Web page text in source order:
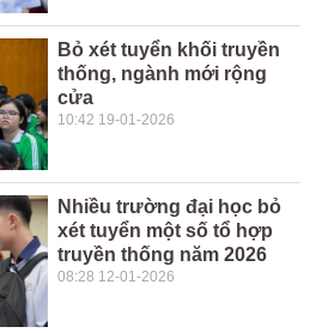
Bỏ xét tuyển khối truyền
thống, ngành mới rộng
cửa
10:42 19-01-2026
Nhiều trường đại học bỏ
xét tuyển một số tổ hợp
truyền thống năm 2026
08:28 12-01-2026